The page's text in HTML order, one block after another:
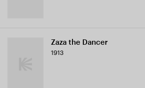
Zaza the Dancer
1913